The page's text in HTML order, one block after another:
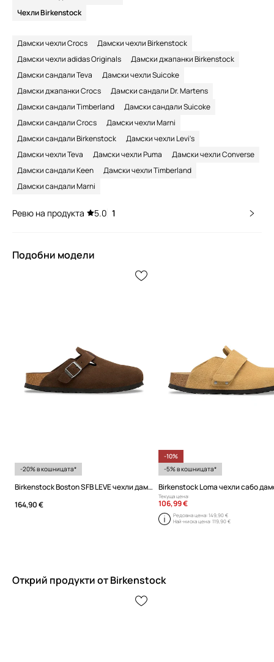
Чехли Birkenstock
Дамски чехли Crocs
Дамски чехли Birkenstock
Дамски чехли adidas Originals
Дамски джапанки Birkenstock
Дамски сандали Teva
Дамски чехли Suicoke
Дамски джапанки Crocs
Дамски сандали Dr. Martens
Дамски сандали Timberland
Дамски сандали Suicoke
Дамски сандали Crocs
Дамски чехли Marni
Дамски сандали Birkenstock
Дамски чехли Levi's
Дамски чехли Teva
Дамски чехли Puma
Дамски чехли Converse
Дамски сандали Keen
Дамски чехли Timberland
Дамски сандали Marni
Ревю на продукта 5.0 1
Подобни модели
-20% в кошницата*
Birkenstock Boston SFB LEVE чехли дамски от велур
164,90 €
-10%
-5% в кошницата*
Текуща цена:
106,99 €
Редовна цена: 149,90 €
Най-ниска цена: 119,90 €
Открий продукти от Birkenstock